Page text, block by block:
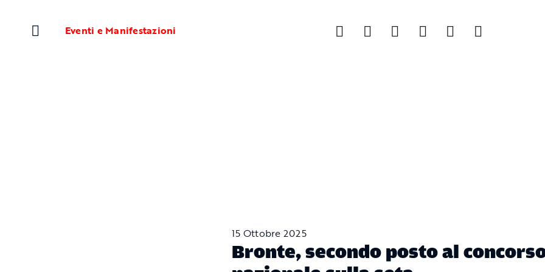
contenuto
Eventi e Manifestazioni
15 Ottobre 2025
Bronte, secondo posto al